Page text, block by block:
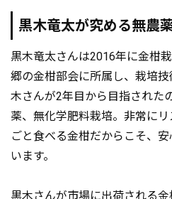
黒木竜太が究める無農
黒木竜太さんは2016年に金柑
郷の金柑部会に所属し、栽培
木さんが2年目から目指された
薬、無化学肥料栽培。非常に
ごと食べる金柑だからこそ、
います。
黒木さんが市場に出荷される